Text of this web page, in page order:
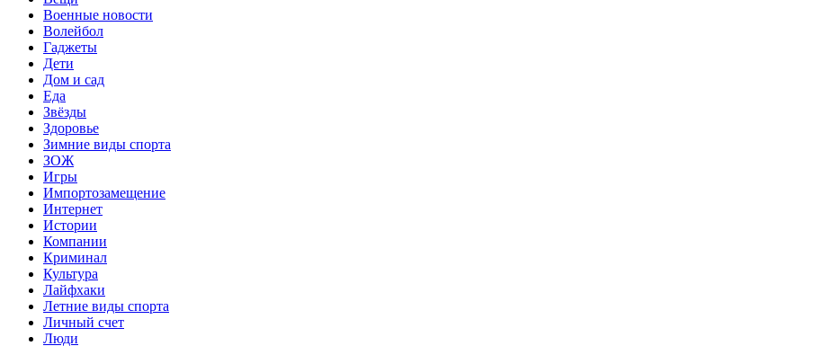
Военные новости
Волейбол
Гаджеты
Дети
Дом и сад
Еда
Звёзды
Здоровье
Зимние виды спорта
ЗОЖ
Игры
Импортозамещение
Интернет
Истории
Компании
Криминал
Культура
Лайфхаки
Летние виды спорта
Личный счет
Люди